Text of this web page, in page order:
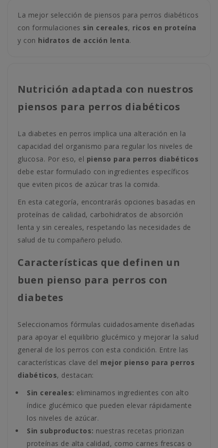
La mejor selección de piensos para perros diabéticos
con formulaciones sin cereales, ricos en proteína
y con hidratos de acción lenta.
Nutrición adaptada con nuestros
piensos para perros diabéticos
La diabetes en perros implica una alteración en la
capacidad del organismo para regular los niveles de
glucosa. Por eso, el pienso para perros diabéticos
debe estar formulado con ingredientes específicos
que eviten picos de azúcar tras la comida.
En esta categoría, encontrarás opciones basadas en
proteínas de calidad, carbohidratos de absorción
lenta y sin cereales, respetando las necesidades de
salud de tu compañero peludo.
Características que definen un
buen pienso para perros con
diabetes
Seleccionamos fórmulas cuidadosamente diseñadas
para apoyar el equilibrio glucémico y mejorar la salud
general de los perros con esta condición. Entre las
características clave del mejor pienso para perros
diabéticos, destacan:
Sin cereales: eliminamos ingredientes con alto
índice glucémico que pueden elevar rápidamente
los niveles de azúcar.
Sin subproductos: nuestras recetas priorizan
proteínas de alta calidad, como carnes frescas o